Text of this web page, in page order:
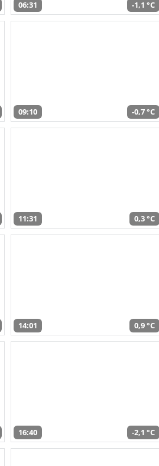
06:31 -1,1 °C
09:10 -0,7 °C
11:31 0,3 °C
14:01 0,9 °C
16:40 -2,1 °C